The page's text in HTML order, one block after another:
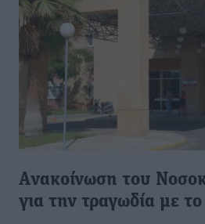
Aνακοίνωση του
για την τραγωδία με